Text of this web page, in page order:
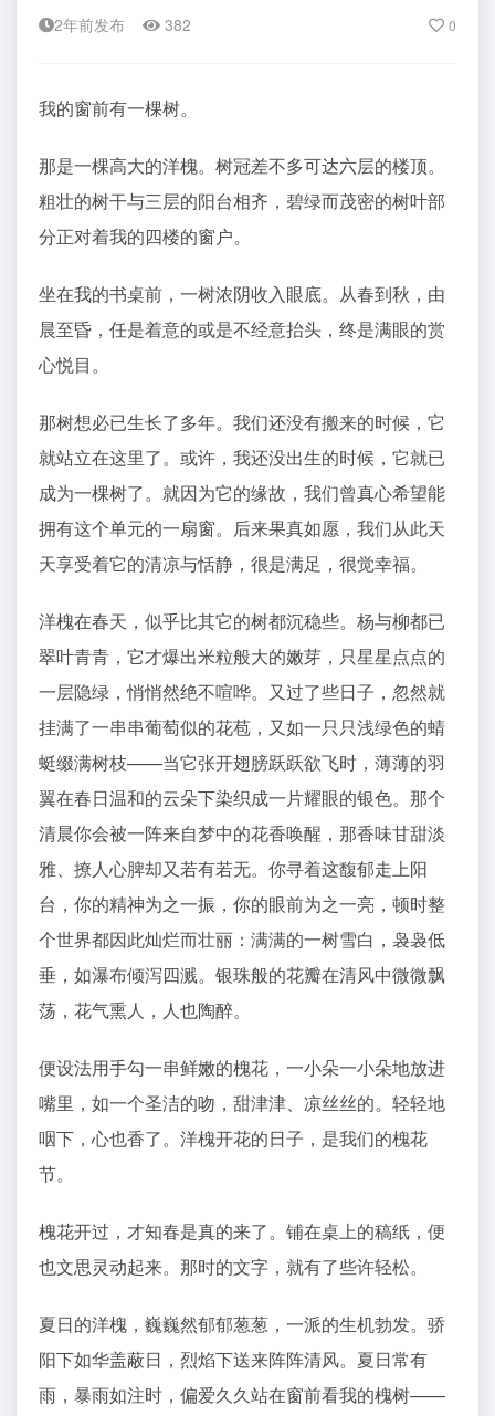
2年前发布 382 0
我的窗前有一棵树。
那是一棵高大的洋槐。树冠差不多可达六层的楼顶。
粗壮的树干与三层的阳台相齐，碧绿而茂密的树叶部
分正对着我的四楼的窗户。
坐在我的书桌前，一树浓阴收入眼底。从春到秋，由
晨至昏，任是着意的或是不经意抬头，终是满眼的赏
心悦目。
那树想必已生长了多年。我们还没有搬来的时候，它
就站立在这里了。或许，我还没出生的时候，它就已
成为一棵树了。就因为它的缘故，我们曾真心希望能
拥有这个单元的一扇窗。后来果真如愿，我们从此天
天享受着它的清凉与恬静，很是满足，很觉幸福。
洋槐在春天，似乎比其它的树都沉稳些。杨与柳都已
翠叶青青，它才爆出米粒般大的嫩芽，只星星点点的
一层隐绿，悄悄然绝不喧哗。又过了些日子，忽然就
挂满了一串串葡萄似的花苞，又如一只只浅绿色的蜻
蜓缀满树枝——当它张开翅膀跃跃欲飞时，薄薄的羽
翼在春日温和的云朵下染织成一片耀眼的银色。那个
清晨你会被一阵来自梦中的花香唤醒，那香味甘甜淡
雅、撩人心脾却又若有若无。你寻着这馥郁走上阳
台，你的精神为之一振，你的眼前为之一亮，顿时整
个世界都因此灿烂而壮丽：满满的一树雪白，袅袅低
垂，如瀑布倾泻四溅。银珠般的花瓣在清风中微微飘
荡，花气熏人，人也陶醉。
便设法用手勾一串鲜嫩的槐花，一小朵一小朵地放进
嘴里，如一个圣洁的吻，甜津津、凉丝丝的。轻轻地
咽下，心也香了。洋槐开花的日子，是我们的槐花
节。
槐花开过，才知春是真的来了。铺在桌上的稿纸，便
也文思灵动起来。那时的文字，就有了些许轻松。
夏日的洋槐，巍巍然郁郁葱葱，一派的生机勃发。骄
阳下如华盖蔽日，烈焰下送来阵阵清风。夏日常有
雨，暴雨如注时，偏爱久久站在窗前看我的槐树——